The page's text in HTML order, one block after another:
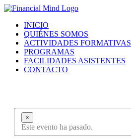
Saltar
contenidoINICIO
QUIÉNES SOMOS
ACTIVIDADES FORMATIVAS
PROGRAMAS
FACILIDADES ASISTENTES
CONTACTO
×
Este evento ha pasado.